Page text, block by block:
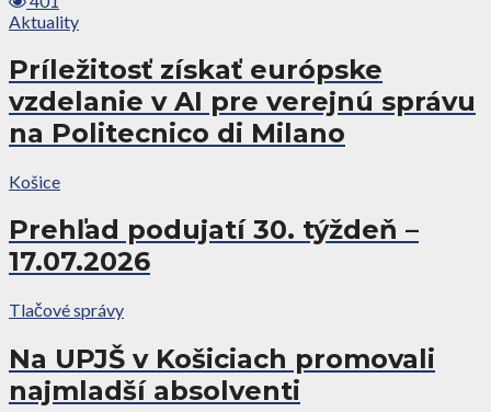
Aktuality
Príležitosť získať európske
vzdelanie v AI pre verejnú správu
na Politecnico di Milano
Košice
Prehľad podujatí 30. týždeň –
17.07.2026
Tlačové správy
Na UPJŠ v Košiciach promovali
najmladší absolventi